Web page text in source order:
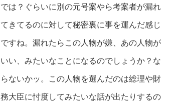
では？ぐらいに別の元号案やら考案者が漏れ
てきてるのに対して秘密裏に事を運んだ感じ
ですね。漏れたらこの人物が嫌、あの人物が
いい、みたいなことになるのでしょうか？な
らないかッ。この人物を選んだのは総理や財
務大臣に忖度してみたいな話が出たりするの